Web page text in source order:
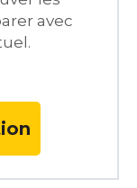
avec